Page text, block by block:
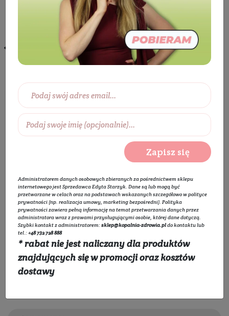
Produkty dla kobiet w ciąży
Wróć do Potrzeby ciała
Wybierz zakres cen:
450 zł
Wybierz producentów:
Rozwiń listę
Wybierz kategorie:
Rozwiń listę
Filtruj
Zapisz się
Administratorem danych osobowych zbieranych za pośrednictwem sklepu
internetowego jest Sprzedawca Edyta Starzyk. Dane są lub mogą być
przetwarzane w celach oraz na podstawach wskazanych szczegółowo wpolityce
prywatności (np. realizacja umowy, marketing bezpośredni). Polityka
prywatnościzawiera pełną informację na temat przetwarzania danych przez
administratora wraz z prawami przysługującymi osobie, której dane dotyczą.
Szybki kontakt z administratorem:sklep@kopalnia-zdrowia.pldo kontaktu lub
tel.:+48 732 728 888
* rabat nie jest naliczany dla produktów
znajdujących się w promocji oraz kosztów
dostawy